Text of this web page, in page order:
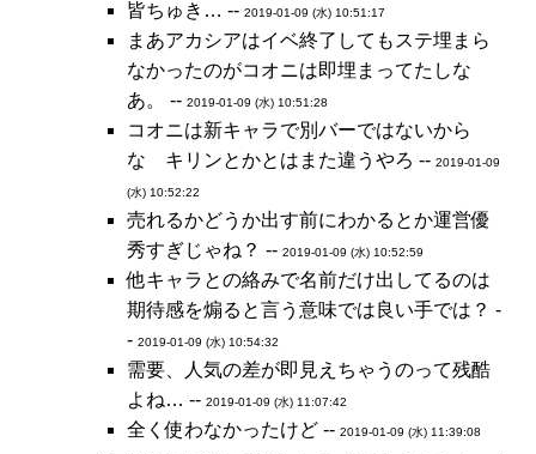
皆ちゅき… -- 2019-01-09 (水) 10:51:17
まあアカシアはイベ終了してもステ埋まら
なかったのがコオニは即埋まってたしな
あ。 -- 2019-01-09 (水) 10:51:28
コオニは新キャラで別バーではないから
な キリンとかとはまた違うやろ -- 2019-01-09
(水) 10:52:22
売れるかどうか出す前にわかるとか運営優
秀すぎじゃね？ -- 2019-01-09 (水) 10:52:59
他キャラとの絡みで名前だけ出してるのは
期待感を煽ると言う意味では良い手では？ -
- 2019-01-09 (水) 10:54:32
需要、人気の差が即見えちゃうのって残酷
よね… -- 2019-01-09 (水) 11:07:42
全く使わなかったけど -- 2019-01-09 (水) 11:39:08